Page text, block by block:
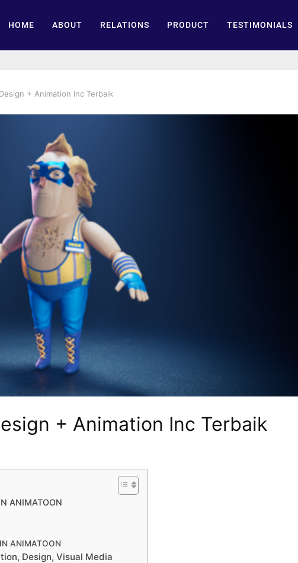
HOME ABOUT RELATIONS PRODUCT TESTIMONIALS
+ Animation Inc Terbaik
+ Animation Inc Terbaik
ANIMATOON
ANIMATOON
Design, Visual Media